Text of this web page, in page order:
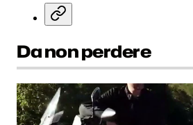
Da non perdere